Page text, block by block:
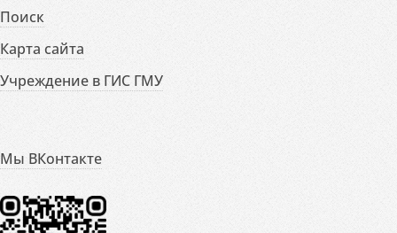
Поиск
Карта сайта
Учреждение в ГИС ГМУ
Мы ВКонтакте